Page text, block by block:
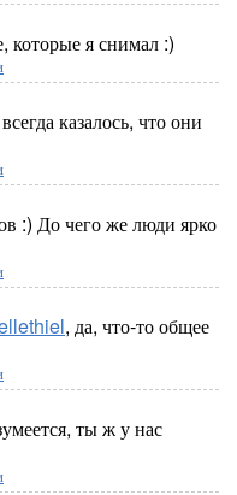
которые я снимал :)
казалось, что они
:) До чего же люди ярко
, да, что-то общее
ты ж у нас